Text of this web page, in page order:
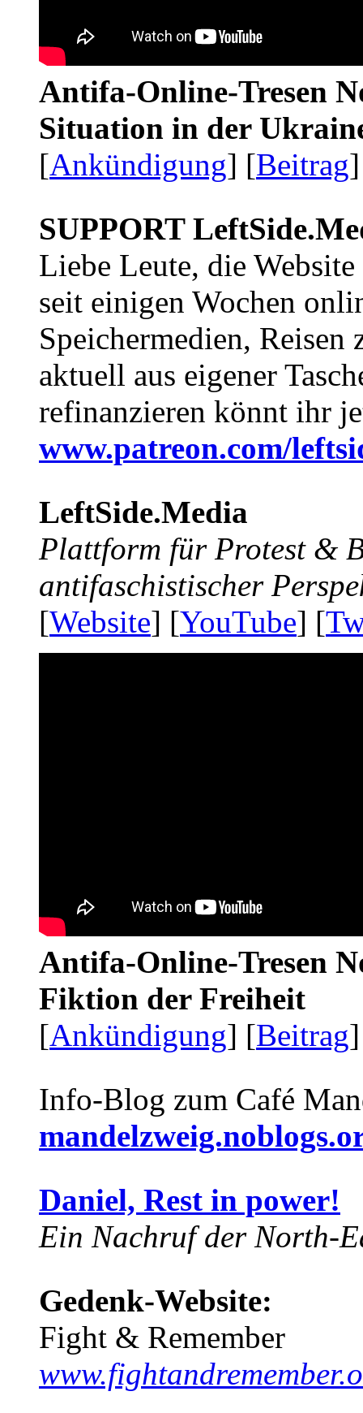
Antifa-Online-Tresen
Situation in der
[Ankündigung] [Beitrag
SUPPORT
Liebe Leute, die Website
seit einigen Wochen
Speichermedien, Reisen
aktuell aus eigener
refinanzieren könnt ihr
www.patreon.com/
LeftSide.Media
Plattform für Protest &
antifaschistischer
[Website] [YouTube] [
Antifa-Online-Tresen
Fiktion der Freiheit
[Ankündigung] [Beitrag
Info-Blog zum Café
Daniel, Rest in power!
Ein Nachruf der North-
Gedenk-Website:
Fight & Remember